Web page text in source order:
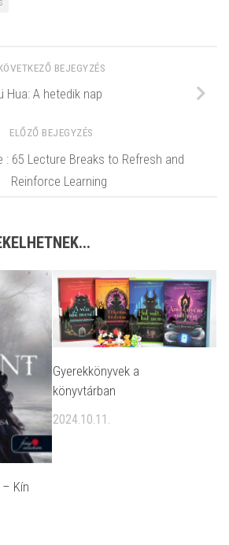
BEJEGYZÉS
Hua: A hetedik nap
ELŐZŐ BEJEGYZÉS
: 65 Lecture Breaks to Refresh and
Reinforce Learning
Kín
Gyerekkönyvek a
könyvtárban
2024.10.11.